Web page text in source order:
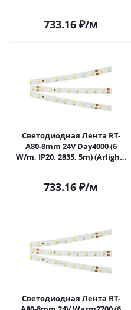
733.16 ₽/м
Светодиодная Лента RT-
A80-8mm 24V Day4000 (6
W/m, IP20, 2835, 5m) (Arlight,
733.16 ₽/м
Светодиодная Лента RT-